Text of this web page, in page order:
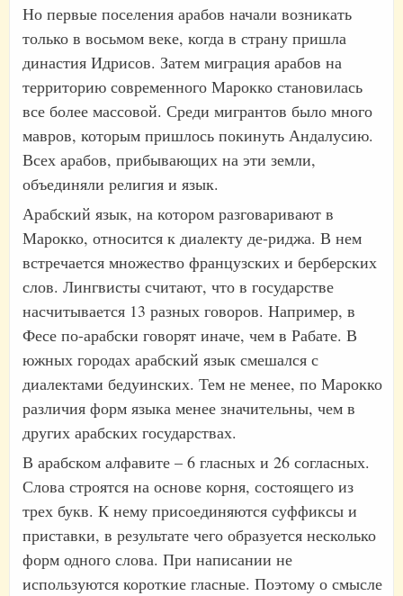
Но первые поселения арабов начали возникать
только в восьмом веке, когда в страну пришла
династия Идрисов. Затем миграция арабов на
территорию современного Марокко становилась
все более массовой. Среди мигрантов было много
мавров, которым пришлось покинуть Андалусию.
Всех арабов, прибывающих на эти земли,
объединяли религия и язык.
Арабский язык, на котором разговаривают в
Марокко, относится к диалекту де-риджа. В нем
встречается множество французских и берберских
слов. Лингвисты считают, что в государстве
насчитывается 13 разных говоров. Например, в
Фесе по-арабски говорят иначе, чем в Рабате. В
южных городах арабский язык смешался с
диалектами бедуинских. Тем не менее, по Марокко
различия форм языка менее значительны, чем в
других арабских государствах.
В арабском алфавите – 6 гласных и 26 согласных.
Слова строятся на основе корня, состоящего из
трех букв. К нему присоединяются суффиксы и
приставки, в результате чего образуется несколько
форм одного слова. При написании не
используются короткие гласные. Поэтому о смысле